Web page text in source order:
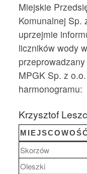
Miejskie
Komunalnej Sp.
uprzejmie
liczników wody
MPGK Sp. z
harmonogramu:
Krzysztof
Skorzów
Oleszki